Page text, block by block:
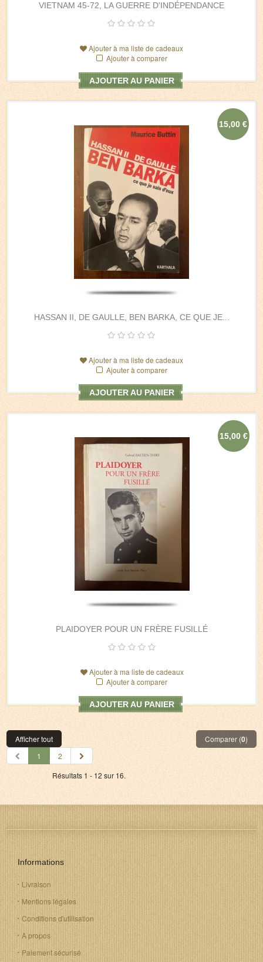
VIETNAM 45-72, LA GUERRE D'INDÉPENDANCE
Ajouter à ma liste de cadeaux
Ajouter à comparer
AJOUTER AU PANIER
HASSAN II, DE GAULLE, BEN BARKA, CE QUE JE...
15,00 €
Ajouter à ma liste de cadeaux
Ajouter à comparer
AJOUTER AU PANIER
PLAIDOYER POUR UN FRÈRE FUSILLÉ
15,00 €
Ajouter à ma liste de cadeaux
Ajouter à comparer
AJOUTER AU PANIER
Afficher tout
1
2
Résultats 1 - 12 sur 16.
Comparer (0)
Informations
Livraison
Mentions légales
Conditions d'utilisation
A propos
Paiement sécurisé